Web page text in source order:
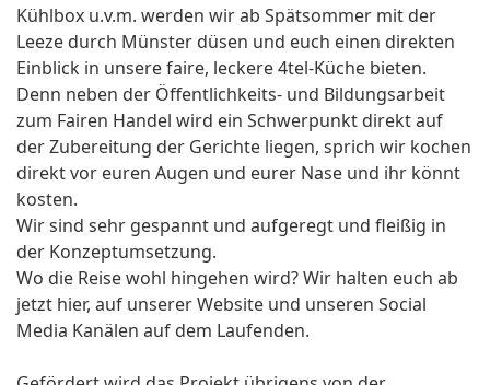
Kühlbox u.v.m. werden wir ab Spätsommer mit der
Leeze durch Münster düsen und euch einen direkten
Einblick in unsere faire, leckere 4tel-Küche bieten.
Denn neben der Öffentlichkeits- und Bildungsarbeit
zum Fairen Handel wird ein Schwerpunkt direkt auf
der Zubereitung der Gerichte liegen, sprich wir kochen
direkt vor euren Augen und eurer Nase und ihr könnt
kosten.
Wir sind sehr gespannt und aufgeregt und fleißig in
der Konzeptumsetzung.
Wo die Reise wohl hingehen wird? Wir halten euch ab
jetzt hier, auf unserer Website und unseren Social
Media Kanälen auf dem Laufenden.